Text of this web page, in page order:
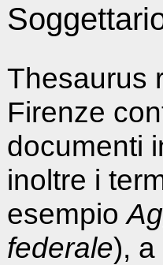
Thesaurus
Firenze
documenti
inoltre i
esempio
federale), a